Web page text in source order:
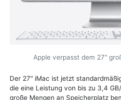
Apple verpasst dem 27"
Der 27" iMac ist jetzt
die eine Leistung von bis zu 3,4
große Mengen an Speicherplatz